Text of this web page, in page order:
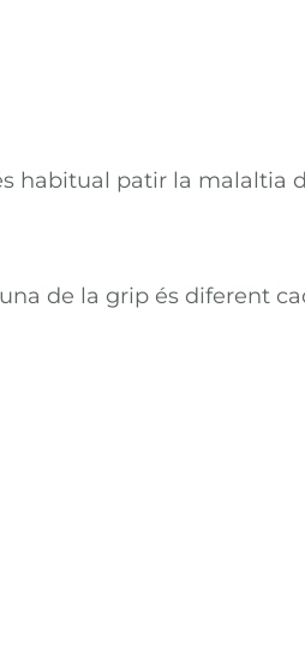
habitual patir la malaltia
de la grip és diferent